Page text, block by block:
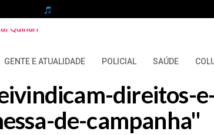
GENTE E ATUALIDADE POLICIAL SAÚDE
direitos-
de-campanha"